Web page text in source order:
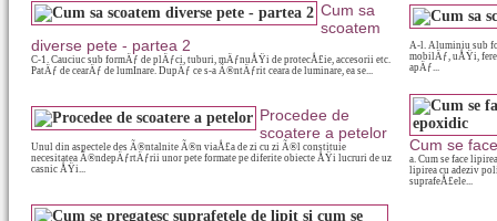
Cum sa
scoatem
diverse pete - partea 2
C-1. Cauciuc sub formÄƒ de plÄƒci, tuburi, mÄƒnuÅŸi de protecÅ£ie, accesorii etc.
PatÄƒ de cearÄƒ de lumInare. DupÄƒ ce s-a Ã®ntÄƒrit ceara de luminare, ea se...
A-l. Aluminiu sub
mobilÄƒ, uÅŸi,
apÄƒ...
Procedee de
scoatere a petelor
Unul din aspectele des Ã®ntalnite Ã®n viaÅ£a de zi cu zi Ã®l constituie
necesitatea Ã®ndepÄƒrtÄƒrii unor pete formate pe diferite obiecte ÅŸi lucruri de uz
casnic ÅŸi...
Cum se
a. Cum se face
lipirea cu adeziv
suprafeÅ£ele...